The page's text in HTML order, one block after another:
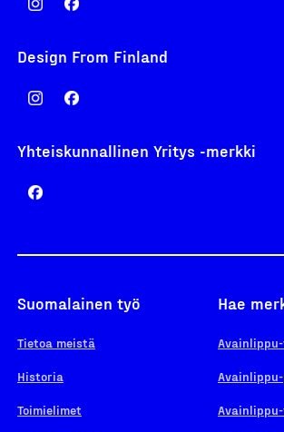
Design From Finland
Yhteiskunnallinen Yritys -merkki
Suomalainen työ
Tietoa meistä
Historia
Toimielimet
Hae